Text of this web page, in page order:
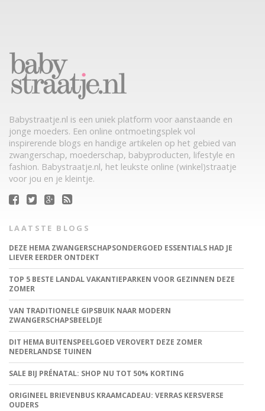
Babystraatje.nl is een uniek platform voor aanstaande en
jonge moeders. Een online ontmoetingsplek vol
inspirerende blogs en handige artikelen op het gebied van
zwangerschap, moederschap, babyproducten, lifestyle en
fashion. Babystraatje.nl, het leukste online (winkel)straatje
voor jou en je kleintje.
LAATSTE BLOGS
DEZE HEMA ZWANGERSCHAPSONDERGOED ESSENTIALS HAD JE
LIEVER EERDER ONTDEKT
TOP 5 BESTE LANDAL VAKANTIEPARKEN VOOR GEZINNEN DEZE
ZOMER
VAN TRADITIONELE GIPSBUIK NAAR MODERN
ZWANGERSCHAPSBEELDJE
DIT HEMA BUITENSPEELGOED VEROVERT DEZE ZOMER
NEDERLANDSE TUINEN
SALE BIJ PRÉNATAL: SHOP NU TOT 50% KORTING
ORIGINEEL BRIEVENBUS KRAAMCADEAU: VERRAS KERSVERSE
OUDERS